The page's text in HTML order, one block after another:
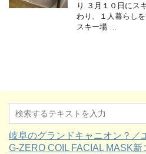
り ３月１０日にス
わり、１人暮らし
スキー場 …
岐阜のグランドキャニオン？／
G-ZERO COIL FACIAL MASK